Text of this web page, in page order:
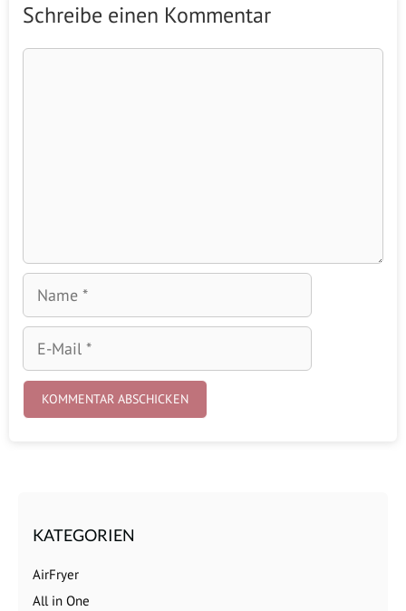
Schreibe einen Kommentar
Name
Mail
KATEGORIEN
AirFryer
All in One